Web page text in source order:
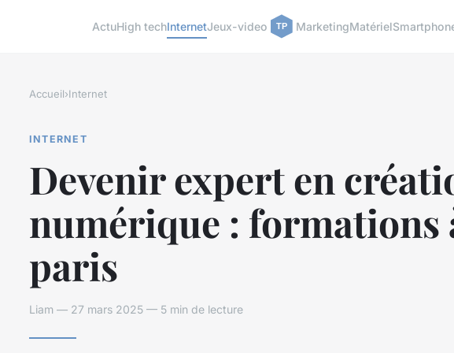
ActuHigh techInternetJeux-video MarketingMatériel
Accueil›Internet
INTERNET
Devenir expert en
numérique : formations
paris
Liam — 27 mars 2025 — 5 min de lecture